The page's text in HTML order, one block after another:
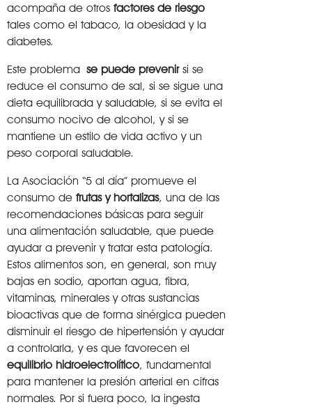
acompaña de otros factores de riesgo
tales como el tabaco, la obesidad y la
diabetes.
Este problema se puede prevenirsi se
reduce el consumo de sal, si se sigue una
dieta equilibrada y saludable, si se evita el
consumo nocivo de alcohol, y si se
mantiene un estilo de vida activo y un
peso corporal saludable.
La Asociación “5 al día” promueve el
consumo de frutas y hortalizas, una de las
recomendaciones básicas para seguir
una alimentación saludable, que puede
ayudar a prevenir y tratar esta patología.
Estos alimentos son, en general, son muy
bajas en sodio, aportan agua, fibra,
vitaminas, minerales y otras sustancias
bioactivas que de forma sinérgica pueden
disminuir el riesgo de hipertensión y ayudar
a controlarla, y es que favorecen el
equilibrio hidroelectrolítico, fundamental
para mantener la presión arterial en cifras
normales. Por si fuera poco, la ingesta